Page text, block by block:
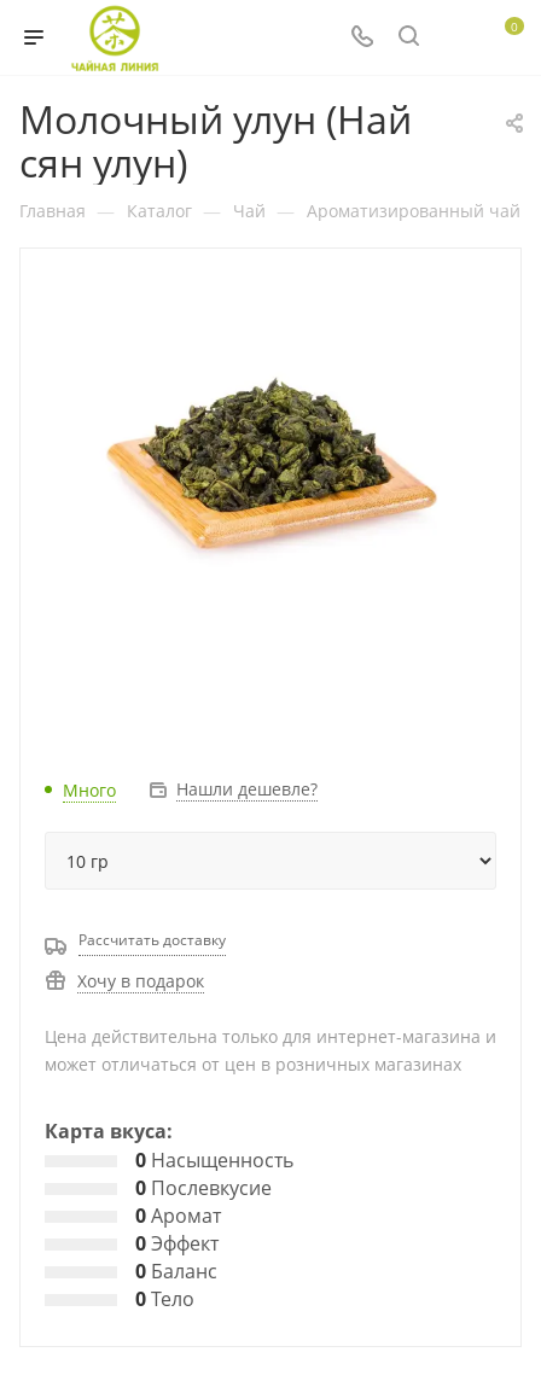
0
Молочный улун (Най
сян улун)
Главная — Каталог — Чай — Ароматизированный чай
Много Нашли дешевле?
Рассчитать доставку
Хочу в подарок
Цена действительна только для интернет-магазина и
может отличаться от цен в розничных магазинах
Карта вкуса:
0 Насыщенность
0 Послевкусие
0Аромат
0Эффект
0 Баланс
0Тело